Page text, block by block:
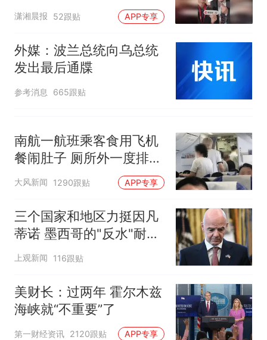
包，向中国粉丝问好
潇湘晨报 52跟贴 APP专享
外媒：波兰总统向乌总统
发出最后通牒
参考消息 665跟贴
南航一航班乘客食用飞机
餐闹肚子 厕所外一度排长
队
大风新闻 1290跟贴 APP专享
三个国家和地区力挺因凡
蒂诺 墨西哥的"反水"耐人
寻味
上观新闻 116跟贴
美财长：过两年 霍尔木兹
海峡就“不重要”了
第一财经资讯 2120跟贴 APP专享